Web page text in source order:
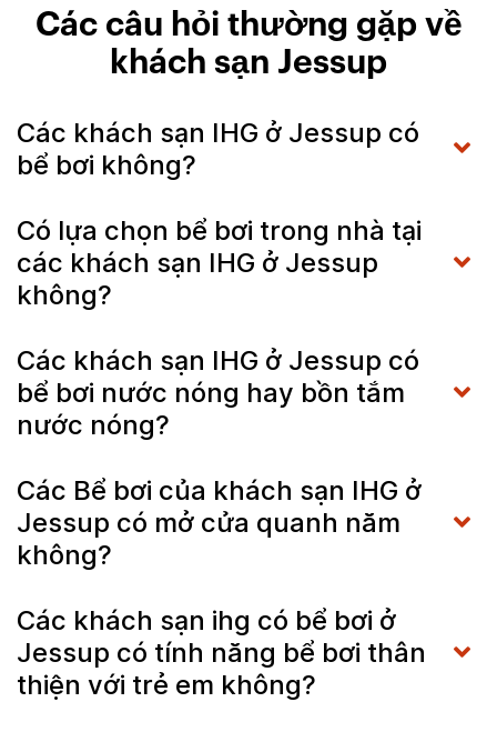
Các câu hỏi thường gặp về
khách sạn Jessup
Các khách sạn IHG ở Jessup có
bể bơi không?
Có lựa chọn bể bơi trong nhà tại
các khách sạn IHG ở Jessup
không?
Các khách sạn IHG ở Jessup có
bể bơi nước nóng hay bồn tắm
nước nóng?
Các Bể bơi của khách sạn IHG ở
Jessup có mở cửa quanh năm
không?
Các khách sạn ihg có bể bơi ở
Jessup có tính năng bể bơi thân
thiện với trẻ em không?